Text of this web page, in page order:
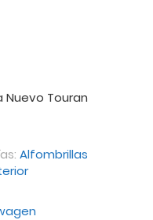
Nuevo Touran
Alfombrillas